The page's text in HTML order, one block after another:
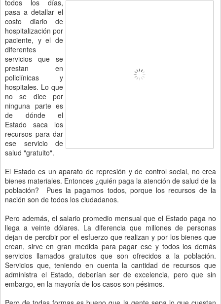
todos los días,
pasa a detallar el
costo diario de
hospitalización por
paciente, y el de
diferentes
servicios que se
prestan en
policlínicas y
hospitales. Lo que
no se dice por
ninguna parte es
de dónde el
Estado saca los
recursos para dar
ese servicio de
salud "gratuito".
El Estado es un aparato de represión y de control social, no crea
bienes materiales. Entonces ¿quién paga la atención de salud de la
población? Pues la pagamos todos, porque los recursos de la
nación son de todos los ciudadanos.
Pero además, el salario promedio mensual que el Estado paga no
llega a veinte dólares. La diferencia que millones de personas
dejan de percibir por el esfuerzo que realizan y por los bienes que
crean, sirve en gran medida para pagar ese y todos los demás
servicios llamados gratuitos que son ofrecidos a la población.
Servicios que, teniendo en cuenta la cantidad de recursos que
administra el Estado, deberían ser de excelencia, pero que sin
embargo, en la mayoría de los casos son pésimos.